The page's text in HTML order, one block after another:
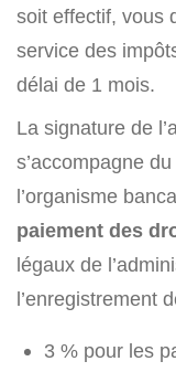
soit effectif, vous
service des
délai de 1 mois.
La signature de
s’accompagne du
l’organisme
paiement des
légaux de
l’enregistrement
3 % pour les